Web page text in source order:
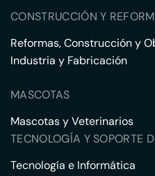
CONSTRUCCIÓN Y
Reformas, Construcción y
Industria y Fabricación
MASCOTAS
Mascotas y Veterinarios
TECNOLOGÍA Y SOPORTE
Tecnología e Informática